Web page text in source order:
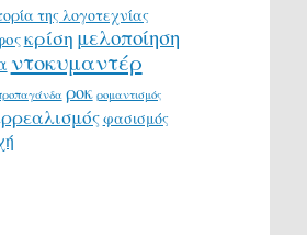
της λογοτεχνίας
κρίση μελοποίηση
ντοκυμαντέρ
ροκ ρομαντισμός
φασισμός